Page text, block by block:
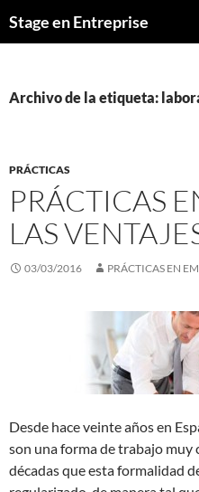
alStage en Entreprise
Archivo de la etiqueta:
PRÁCTICAS
PRÁCTICAS
LAS
03/03/2016 PRÁCTICAS EN
Desde hace veinte años en
son una forma de trabajo muy
décadas que esta formalidad